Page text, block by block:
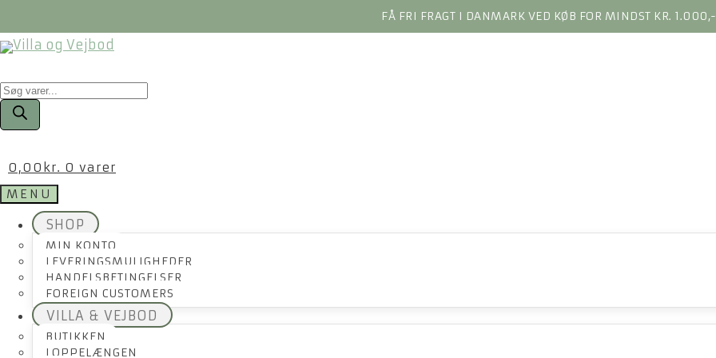
FÅ FRI FRAGT I DANMARK VED KØB FOR MINDST KR. 1.000,-
Products
search
0,00 kr. 0 varer
MENU
SHOP
MIN KONTO
LEVERINGSMULIGHEDER
HANDELSBETINGELSER
FOREIGN CUSTOMERS
VILLA & VEJBOD
BUTIKKEN
LOPPELÆNGEN